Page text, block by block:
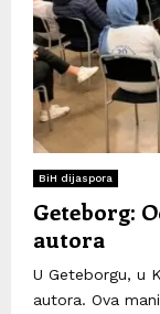
BiH dijaspora
Geteborg:
autora
U Geteborgu, u
autora. Ova